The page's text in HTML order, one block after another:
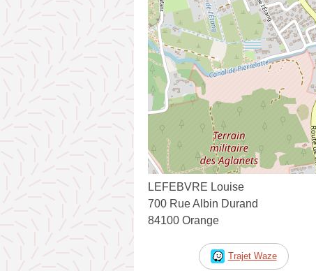
LEFEBVRE Louise
700 Rue Albin Durand
84100 Orange
Trajet Waze